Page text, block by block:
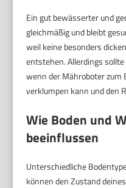
Ein gut bewässerter und
gleichmäßig und bleibt
weil keine besonders
entstehen. Allerdings
wenn der Mähroboter zum
verklumpen kann und den
Wie Boden und
beeinflussen
Unterschiedliche
können den Zustand